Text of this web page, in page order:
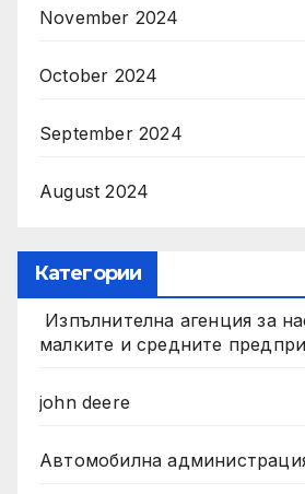
November 2024
October 2024
September 2024
August 2024
Категории
Изпълнителна агенция за
малките и средните
john deere
Автомобилна